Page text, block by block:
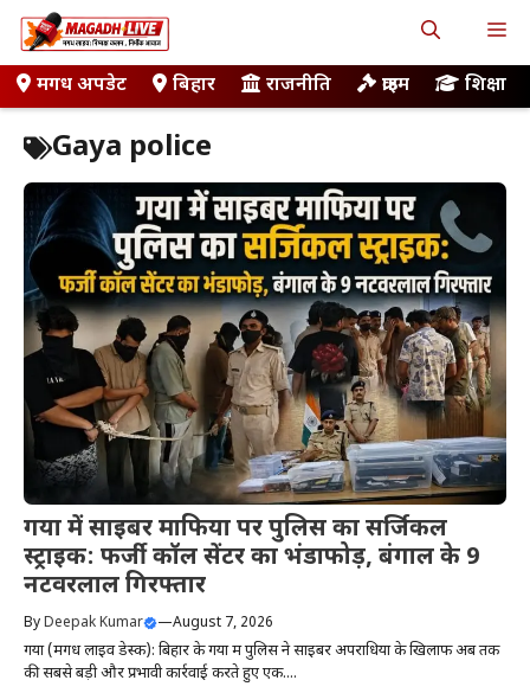
Skip
to
contentमगध अपडेट बिहार राजनीति क्राइम शिक्षा
Gaya police
गया में साइबर माफिया पर पुलिस का सर्जिकल
स्ट्राइक: फर्जी कॉल सेंटर का भंडाफोड़, बंगाल के 9
नटवरलाल गिरफ्तार
ByDeepak Kumar —August 7, 2026
​गया (मगध लाइव डेस्क): बिहार के गया में पुलिस ने साइबर अपराधियों के खिलाफ अब तक
की सबसे बड़ी और प्रभावी कार्रवाई करते हुए एक....